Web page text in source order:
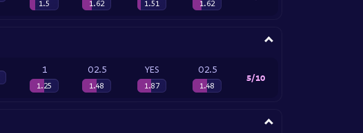
1.5 1.62 1.51 1.62
1
1.25
O2.5
1.48
YES
1.87
O2.5
1.48
5/10